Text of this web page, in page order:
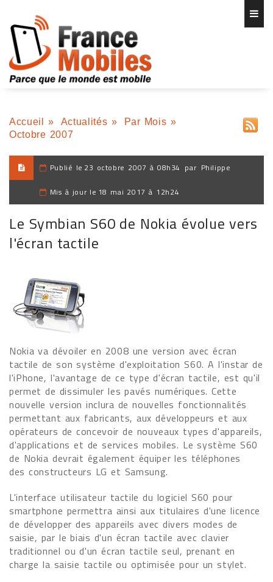
Accueil » Actualités » Par Mois »
Octobre 2007
Publié le 23 octobre 2007 à 08h34 par Philippe
Mis à jour le 18 mai 2017 à 12h24
Le Symbian S60 de Nokia évolue vers
l'écran tactile
Nokia va dévoiler en 2008 une version avec écran
tactile de son système d'exploitation S60. A l'instar de
l'iPhone, l'avantage de ce type d'écran tactile, est qu'il
permet de dissimuler les pavés numériques. Cette
nouvelle version inclura de nouvelles fonctionnalités
permettant aux fabricants, aux développeurs et aux
opérateurs de concevoir de nouveaux types d'appareils,
d'applications et de services mobiles. Le système S60
de Nokia devrait également équiper les téléphones
des constructeurs LG et Samsung.
L'interface utilisateur tactile du logiciel S60 pour
smartphone permettra ainsi aux titulaires d'une licence
de développer des appareils avec divers modes de
saisie, par le biais d'un écran tactile avec clavier
traditionnel ou d'un écran tactile seul, prenant en
charge la saisie tactile ou optimisée pour un stylet.